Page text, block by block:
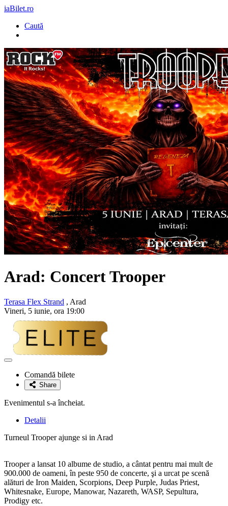
iaBilet.ro
Caută
Arad: ConcertTrooper
Terasa Flex Strand , Arad
Vineri, 5 iunie, ora 19:00
Adaugă
favoriteComandă bilete
Share
Evenimentul s-a încheiat.
Detalii
Turneul Trooper ajunge si in Arad
Trooper a lansat 10 albume de studio, a cântat pentru mai mult de
900.000 de oameni, în peste 950 de concerte, şi a urcat pe scenă
alături de Iron Maiden, Scorpions, Deep Purple, Judas Priest,
Whitesnake, Europe, Manowar, Nazareth, WASP, Sepultura,
Prodigy etc.